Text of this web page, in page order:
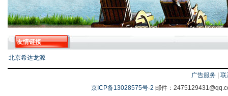
友情链接
北京希达龙源
广告服务
联
京ICP备13028575号-2 邮件：